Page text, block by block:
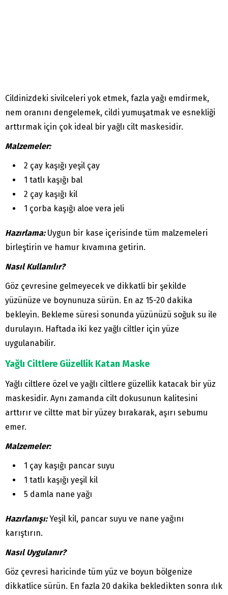
Cildinizdeki sivilceleri yok etmek, fazla yağı emdirmek,
nem oranını dengelemek, cildi yumuşatmak ve esnekliği
arttırmak için çok ideal bir yağlı cilt maskesidir.
Malzemeler:
2 çay kaşığı yeşil çay
1 tatlı kaşığı bal
2 çay kaşığı kil
1 çorba kaşığı aloe vera jeli
Hazırlama: Uygun bir kase içerisinde tüm malzemeleri
birleştirin ve hamur kıvamına getirin.
Nasıl Kullanılır?
Göz çevresine gelmeyecek ve dikkatli bir şekilde
yüzünüze ve boynunuza sürün. En az 15-20 dakika
bekleyin. Bekleme süresi sonunda yüzünüzü soğuk su ile
durulayın. Haftada iki kez yağlı ciltler için yüze
uygulanabilir.
Yağlı Ciltlere Güzellik Katan Maske
Yağlı ciltlere özel ve yağlı ciltlere güzellik katacak bir yüz
maskesidir. Aynı zamanda cilt dokusunun kalitesini
arttırır ve ciltte mat bir yüzey bırakarak, aşırı sebumu
emer.
Malzemeler:
1 çay kaşığı pancar suyu
1 tatlı kaşığı yeşil kil
5 damla nane yağı
Hazırlanışı:Yeşil kil, pancar suyu ve nane yağını
karıştırın.
Nasıl Uygulanır?
Göz çevresi haricinde tüm yüz ve boyun bölgenize
dikkatlice sürün. En fazla 20 dakika bekledikten sonra ılık